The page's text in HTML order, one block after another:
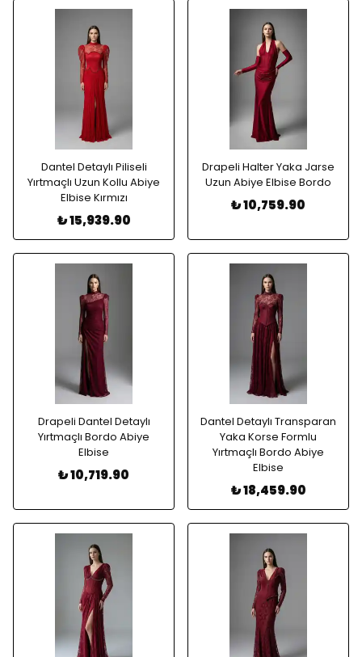
Dantel Detaylı Piliseli
Yırtmaçlı Uzun Kollu Abiye
Elbise Kırmızı
₺ 15,939.90
Drapeli Halter Yaka Jarse
Uzun Abiye Elbise Bordo
₺ 10,759.90
Drapeli Dantel Detaylı
Yırtmaçlı Bordo Abiye
Elbise
₺ 10,719.90
Dantel Detaylı Transparan
Yaka Korse Formlu
Yırtmaçlı Bordo Abiye
Elbise
₺ 18,459.90